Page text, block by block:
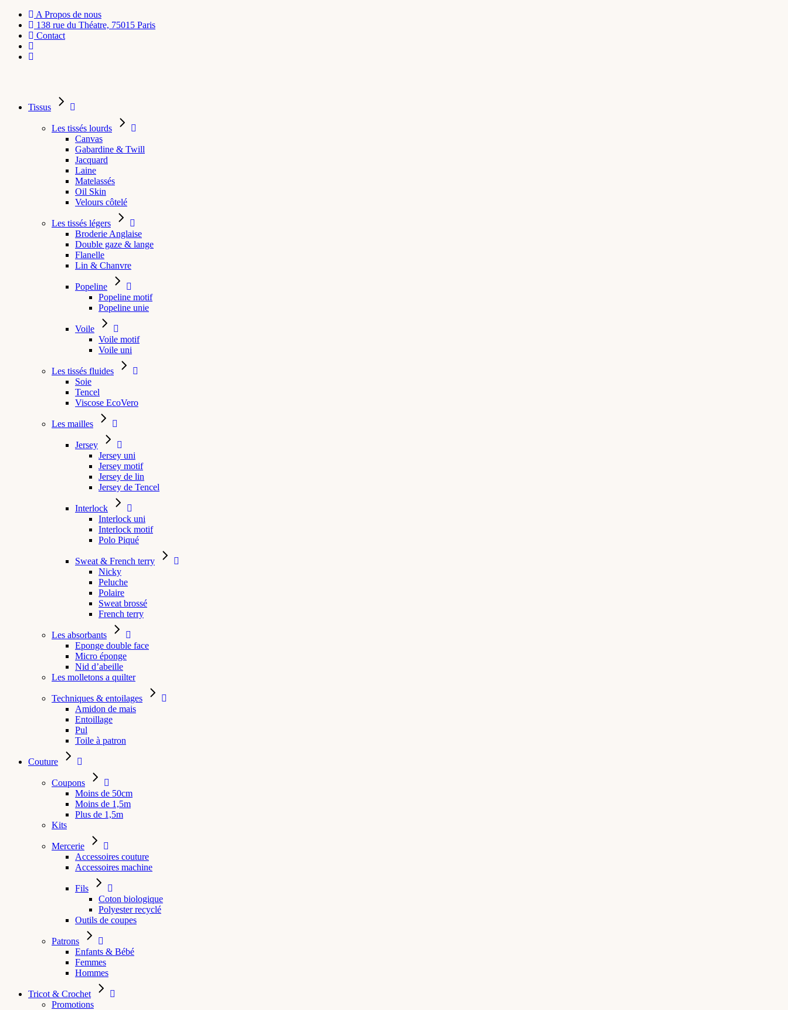
A Propos de nous
138 rue du Théatre, 75015 Paris
Contact
Tissus
Les tissés lourds
Canvas
Gabardine & Twill
Jacquard
Laine
Matelassés
Oil Skin
Velours côtelé
Les tissés légers
Broderie Anglaise
Double gaze & lange
Flanelle
Lin & Chanvre
Popeline
Popeline motif
Popeline unie
Voile
Voile motif
Voile uni
Les tissés fluides
Soie
Tencel
Viscose EcoVero
Les mailles
Jersey
Jersey uni
Jersey motif
Jersey de lin
Jersey de Tencel
Interlock
Interlock uni
Interlock motif
Polo Piqué
Sweat & French terry
Nicky
Peluche
Polaire
Sweat brossé
French terry
Les absorbants
Eponge double face
Micro éponge
Nid d’abeille
Les molletons a quilter
Techniques & entoilages
Amidon de mais
Entoillage
Pul
Toile à patron
Couture
Coupons
Moins de 50cm
Moins de 1,5m
Plus de 1,5m
Kits
Mercerie
Accessoires couture
Accessoires machine
Fils
Coton biologique
Polyester recyclé
Outils de coupes
Patrons
Enfants & Bébé
Femmes
Hommes
Tricot & Crochet
Promotions